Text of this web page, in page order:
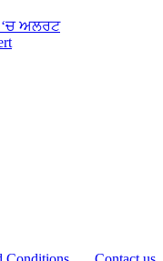
‘ਚ ਅਲਰਟ